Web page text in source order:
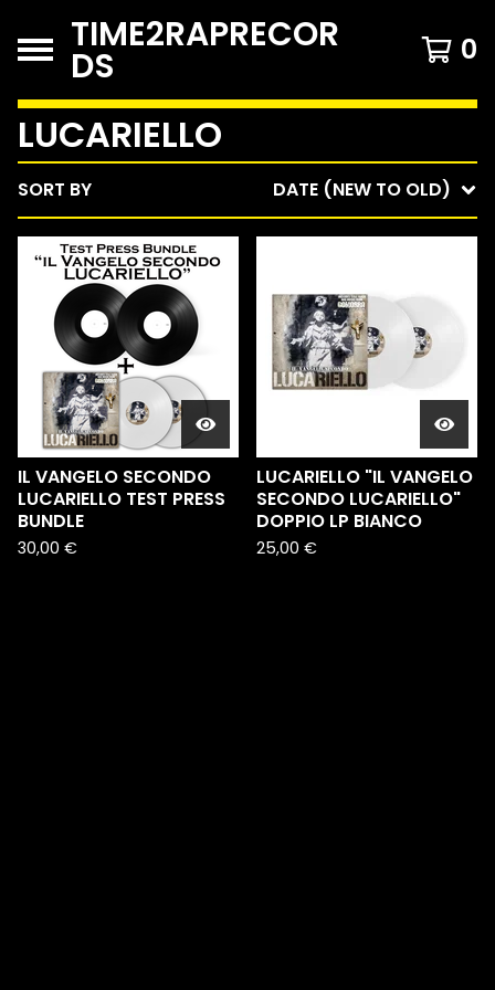
TIME2RAPRECOR
DS 0
LUCARIELLO
SORT BY DATE (NEW TO OLD)
IL VANGELO SECONDO
LUCARIELLO TEST PRESS
BUNDLE
30,00 €
LUCARIELLO "IL VANGELO
SECONDO LUCARIELLO"
DOPPIO LP BIANCO
25,00 €